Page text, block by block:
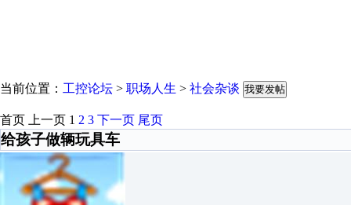
当前位置： 工控论坛 > 职场人生 > 社会杂谈 我要发帖
首页 上一页 1 2 3 下一页 尾页
给孩子做辆玩具车